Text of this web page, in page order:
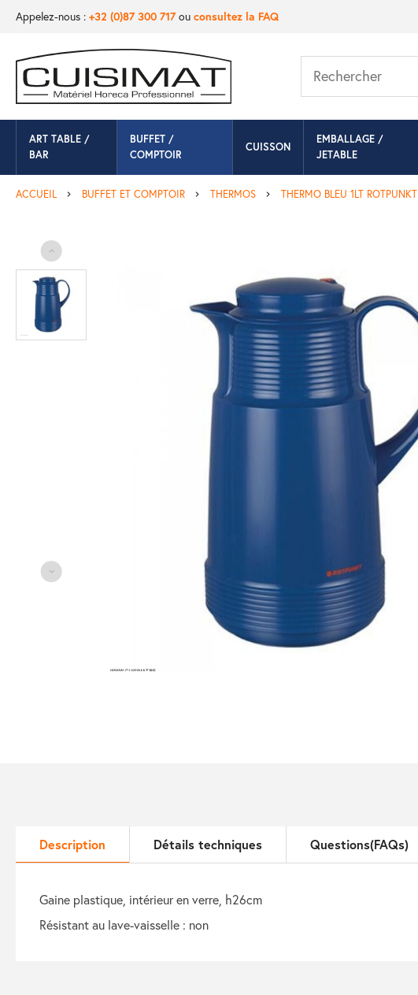
Appelez-nous : +32 (0)87 300 717ou consultez la FAQ
ART TABLE /
BAR
BUFFET /
COMPTOIR
CUISSON
EMBALLAGE /
JETABLE
ACCUEIL BUFFET ET COMPTOIR THERMOS THERMO BLEU 1LT ROTPUNKT
Description Détails techniques Questions(FAQs)
gaine plastique, intérieur en verre, h26cm
résistant au lave-vaisselle : non